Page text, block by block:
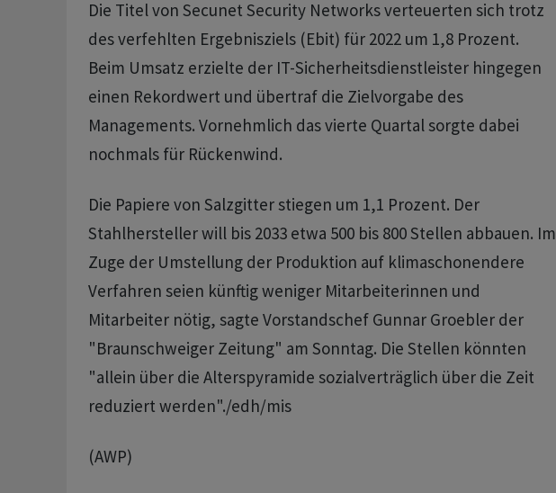
Die Titel von Secunet Security Networks verteuerten sich trotz
des verfehlten Ergebnisziels (Ebit) für 2022 um 1,8 Prozent.
Beim Umsatz erzielte der IT-Sicherheitsdienstleister hingegen
einen Rekordwert und übertraf die Zielvorgabe des
Managements. Vornehmlich das vierte Quartal sorgte dabei
nochmals für Rückenwind.
Die Papiere von Salzgitter stiegen um 1,1 Prozent. Der
Stahlhersteller will bis 2033 etwa 500 bis 800 Stellen abbauen. Im
Zuge der Umstellung der Produktion auf klimaschonendere
Verfahren seien künftig weniger Mitarbeiterinnen und
Mitarbeiter nötig, sagte Vorstandschef Gunnar Groebler der
"Braunschweiger Zeitung" am Sonntag. Die Stellen könnten
"allein über die Alterspyramide sozialverträglich über die Zeit
reduziert werden"./edh/mis
(AWP)